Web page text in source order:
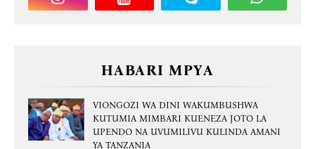
HABARI MPYA
VIONGOZI WA DINI WAKUMBUSHWA
KUTUMIA MIMBARI KUENEZA JOTO LA
UPENDO NA UVUMILIVU KULINDA AMANI
YA TANZANIA